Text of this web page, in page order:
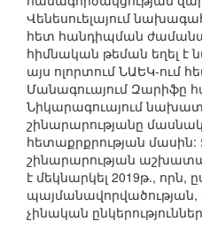
Վենեսուելայում
հետ հանդիպման
հիմնական թեման եղել է
այս ոլորտում ՆԱԵԿ-ում
Մանագուայում Զարիֆը
Նիկարագուայում
շինարարությանը
հետաքրքրության մասին:
շինարարության
է մեկնարկել 2019թ.,
չինական